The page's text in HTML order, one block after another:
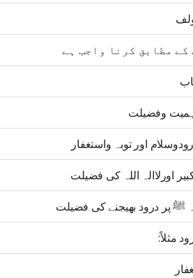
کے مطابق کرنا واجب ہے
وفضیلت
اور توبہ واستغفار
اورلاالہ اللہ کی فضیلت
ﷺ پر درود بھیجنے کی فضیلت
مثلاً: